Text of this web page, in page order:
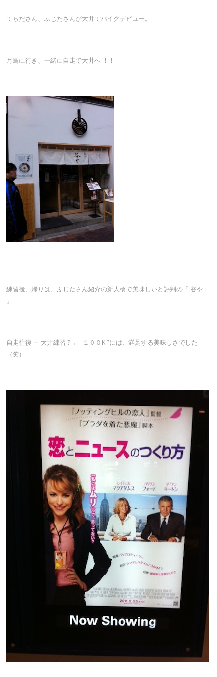
てらださん、ふじたさんが大井でバイクデビュー。
月島に行き、一緒に自走で大井へ ！！
練習後、帰りは、ふじたさん紹介の新大橋で美味しいと評判の「 谷や
」
自走往復 ＋ 大井練習 ?→ １００K ?には、満足する美味しさでした
（笑）